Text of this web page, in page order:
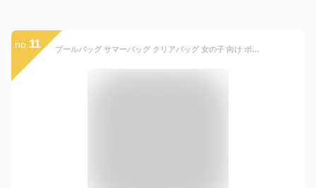
no. 11 プールバッグ サマーバッグ クリアバッグ 女の子 向け ボストン型 オバケーヌ 水泳 海 クラックス おしゃれ で かわいい 文房具